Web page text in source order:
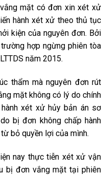
mặt có đơn xin xét xử
hành xét xử theo thủ tục
kiện của nguyên đơn. Bởi
hợp ngừng phiên tòa
năm 2015.
thẩm mà nguyên đơn rút
mặt không có lý do chính
xét xử hủy bản án sơ
bị đơn không chấp hành
bỏ quyền lợi của mình.
nay thực tiễn xét xử vận
bị đơn vắng mặt tại phiên